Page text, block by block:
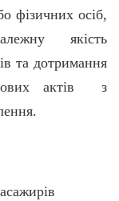
фізичних осіб,
якість
та дотримання
актів з